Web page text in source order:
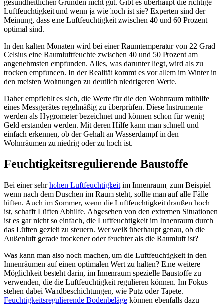
gesundheitlichen Gründen nicht gut. Gibt es überhaupt die richtige
Luftfeuchtigkeit und wenn ja wie hoch ist sie? Experten sind der
Meinung, dass eine Luftfeuchtigkeit zwischen 40 und 60 Prozent
optimal sind.
In den kalten Monaten wird bei einer Raumtemperatur von 22 Grad
Celsius eine Raumluftfeuchte zwischen 40 und 50 Prozent am
angenehmsten empfunden. Alles, was darunter liegt, wird als zu
trocken empfunden. In der Realität kommt es vor allem im Winter in
den meisten Wohnungen zu deutlich niedrigeren Werte.
Daher empfiehlt es sich, die Werte für die den Wohnraum mithilfe
eines Messgerätes regelmäßig zu überprüfen. Diese Instrumente
werden als Hygrometer bezeichnet und können schon für wenig
Geld erstanden werden. Mit deren Hilfe kann man schnell und
einfach erkennen, ob der Gehalt an Wasserdampf in den
Wohnräumen zu niedrig oder zu hoch ist.
Feuchtigkeitsregulierende Baustoffe
Bei einer sehrhohen Luftfeuchtigkeit im Innenraum, zum Beispiel
wenn nach dem Duschen im Raum steht, sollte man auf alle Fälle
lüften. Auch im Sommer, wenn die Luftfeuchtigkeit draußen hoch
ist, schafft Lüften Abhilfe. Abgesehen von den extremen Situationen
ist es gar nicht so einfach, die Luftfeuchtigkeit im Innenraum durch
das Lüften gezielt zu steuern. Wer weiß überhaupt genau, ob die
Außenluft gerade trockener oder feuchter als die Raumluft ist?
Was kann man also noch machen, um die Luftfeuchtigkeit in den
Innenräumen auf einen optimalen Wert zu halten? Eine weitere
Möglichkeit besteht darin, im Innenraum spezielle Baustoffe zu
verwenden, die die Luftfeuchtigkeit regulieren können. Im Fokus
stehen dabei Wandbeschichtungen, wie Putz oder Tapete.
Feuchtigkeitsregulierende Bodenbeläge können ebenfalls dazu